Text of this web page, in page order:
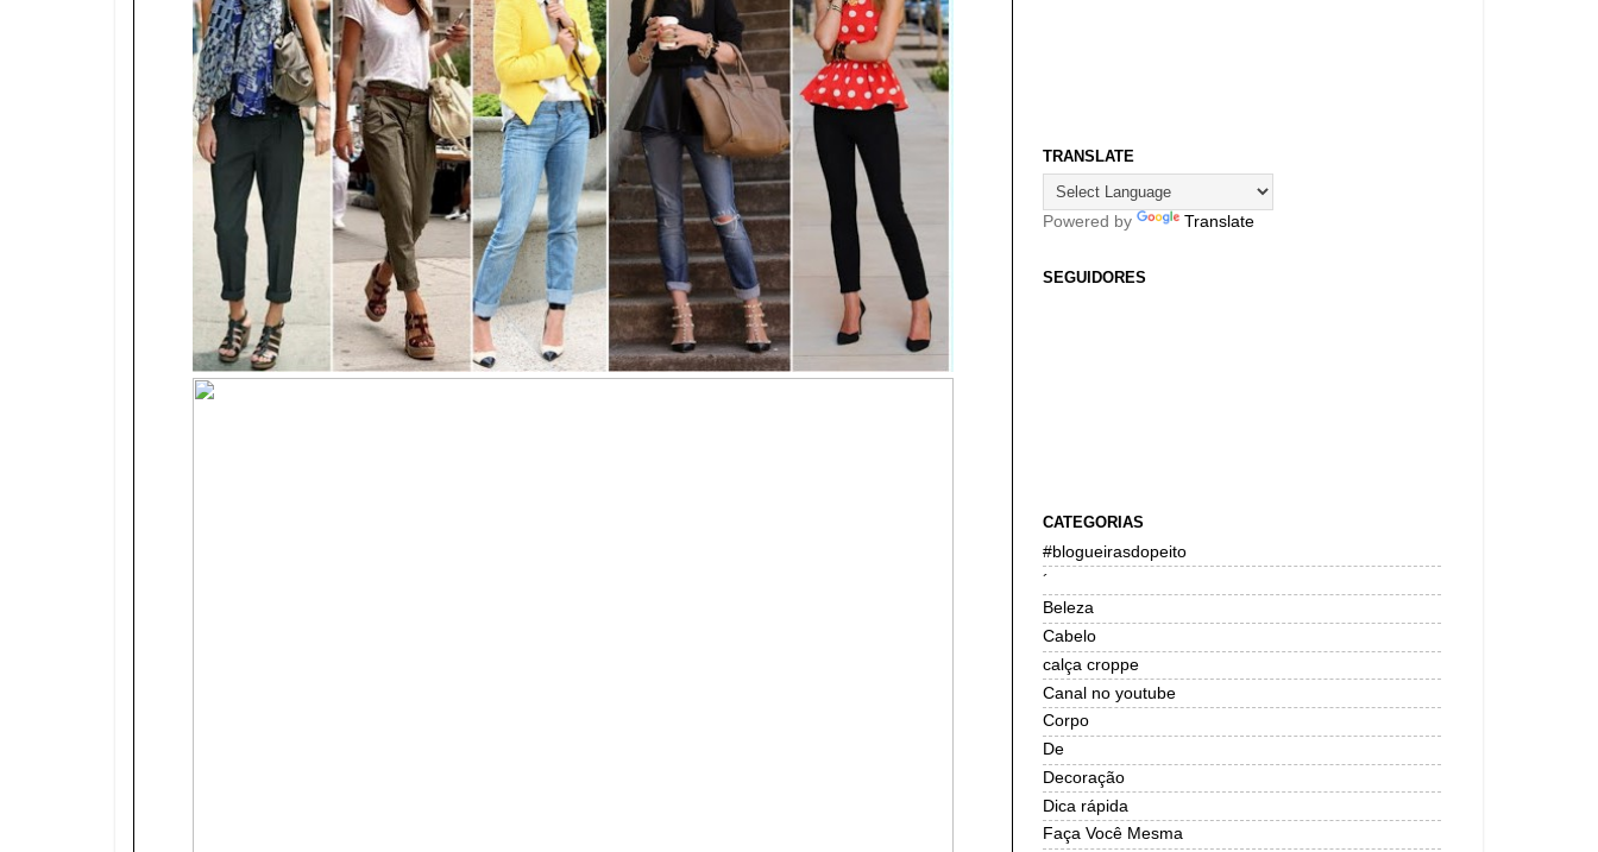
TRANSLATE
Powered by Translate
SEGUIDORES
CATEGORIAS
#blogueirasdopeito
´
Beleza
Cabelo
calça croppe
Canal no youtube
Corpo
De
Decoração
Dica rápida
Faça Você Mesma